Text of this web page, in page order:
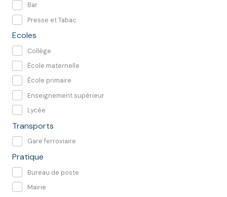
Bar
Presse et Tabac
Ecoles
Collège
École maternelle
École primaire
Enseignement supérieur
Lycée
Transports
Gare ferroviaire
Pratique
Bureau de poste
Mairie